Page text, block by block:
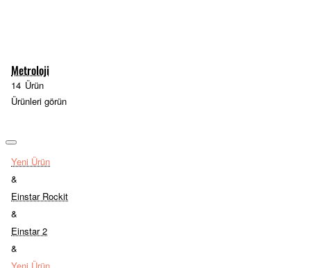
Metroloji
14 Ürün
Ürünleri görün
Yeni Ürün
&
Einstar Rockit
&
Einstar 2
&